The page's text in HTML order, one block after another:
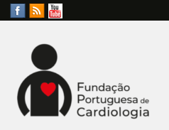
Facebook
RSS
YouTube
Fundação
Cardiologia